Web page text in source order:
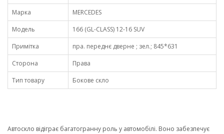
Марка
MERCEDES
Модель
166 (GL-CLASS) 12-16 SUV
Примітка
пра. переднє дверне ; зел.; 845*631
Сторона
Права
Тип товару
Бокове скло
Автоскло відіграє багатогранну роль у автомобілі. Воно забезпечує